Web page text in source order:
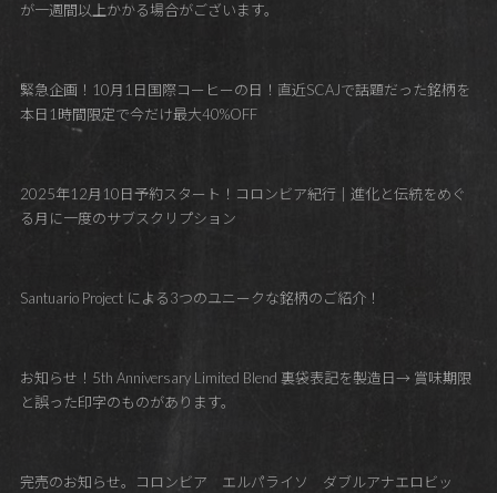
が一週間以上かかる場合がございます。
緊急企画！10月1日国際コーヒーの日！直近SCAJで話題だった銘柄を
本日1時間限定で今だけ最大40%OFF
2025年12月10日予約スタート！コロンビア紀行｜進化と伝統をめぐ
る月に一度のサブスクリプション
Santuario Project による3つのユニークな銘柄のご紹介！
お知らせ！5th Anniversary Limited Blend 裏袋表記を製造日→ 賞味期限
と誤った印字のものがあります。
完売のお知らせ。コロンビア エルパライソ ダブルアナエロビッ